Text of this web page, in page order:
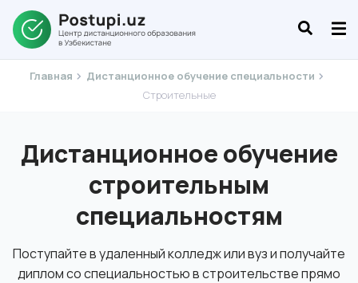
Главная
Дистанционное обучение специальности
Строительные
Дистанционное обучение
строительным
специальностям
Поступайте в удаленный колледж или вуз и получайте
диплом со специальностью в строительстве прямо